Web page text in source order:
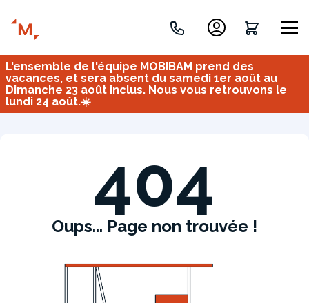
Tous Bureau
Créez votre projet de A à Z
L'ensemble de l'équipe MOBIBAM prend des
vacances, et sera absent du samedi 1er août au
Dimanche 23 août inclus. Nous vous retrouvons le
lundi 24 août.☀️
404
Oups... Page non trouvée !